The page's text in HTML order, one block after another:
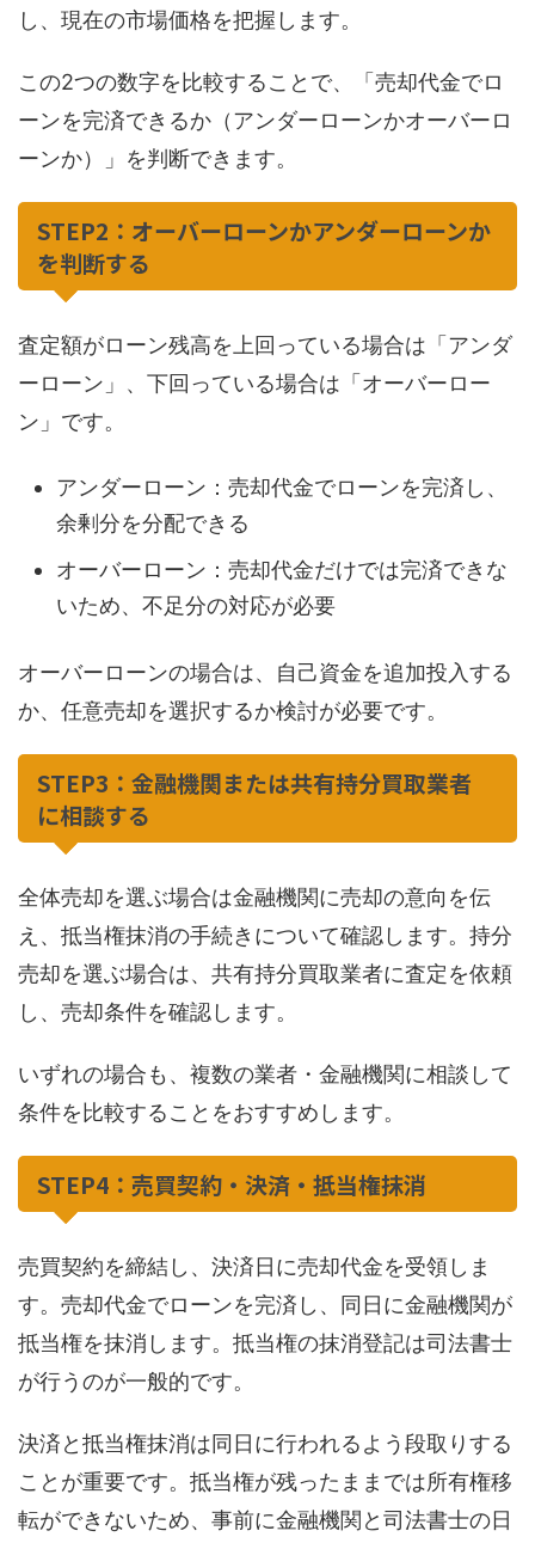
し、現在の市場価格を把握します。
この2つの数字を比較することで、「売却代金でロ
ーンを完済できるか（アンダーローンかオーバーロ
ーンか）」を判断できます。
STEP2：オーバーローンかアンダーローンか
を判断する
査定額がローン残高を上回っている場合は「アンダ
ーローン」、下回っている場合は「オーバーロー
ン」です。
アンダーローン：売却代金でローンを完済し、
余剰分を分配できる
オーバーローン：売却代金だけでは完済できな
いため、不足分の対応が必要
オーバーローンの場合は、自己資金を追加投入する
か、任意売却を選択するか検討が必要です。
STEP3：金融機関または共有持分買取業者
に相談する
全体売却を選ぶ場合は金融機関に売却の意向を伝
え、抵当権抹消の手続きについて確認します。持分
売却を選ぶ場合は、共有持分買取業者に査定を依頼
し、売却条件を確認します。
いずれの場合も、複数の業者・金融機関に相談して
条件を比較することをおすすめします。
STEP4：売買契約・決済・抵当権抹消
売買契約を締結し、決済日に売却代金を受領しま
す。売却代金でローンを完済し、同日に金融機関が
抵当権を抹消します。抵当権の抹消登記は司法書士
が行うのが一般的です。
決済と抵当権抹消は同日に行われるよう段取りする
ことが重要です。抵当権が残ったままでは所有権移
転ができないため、事前に金融機関と司法書士の日